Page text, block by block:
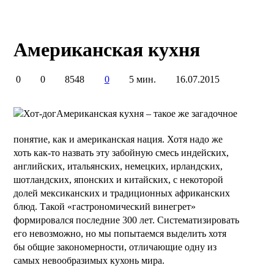
Американская кухня
0 0 8548 0 5 мин. 16.07.2015
Американская кухня – такое же загадочное
понятие, как и американская нация. Хотя надо же
хоть как-то назвать эту забойную смесь индейских,
английских, итальянских, немецких, ирландских,
шотландских, японских и китайских, с некоторой
долей мексиканских и традиционных африканских
блюд. Такой «гастрономический винегрет»
формировался последние 300 лет. Систематизировать
его невозможно, но мы попытаемся выделить хотя
бы общие закономерности, отличающие одну из
самых невообразимых кухонь мира.